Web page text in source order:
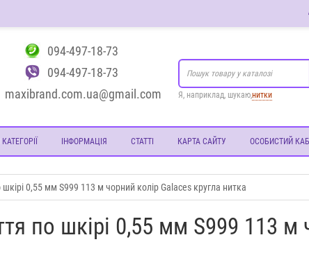
094-497-18-73
094-497-18-73
maxibrand.com.ua@gmail.com
Я, наприклад, шукаю,нитки
ІНФОРМАЦІЯ СТАТТІ КАРТА САЙТУ ОСОБИСТИЙ
0,55 мм S999 113 м чорний колір Galaces кругла нитка
по шкірі 0,55 мм S999 113 м